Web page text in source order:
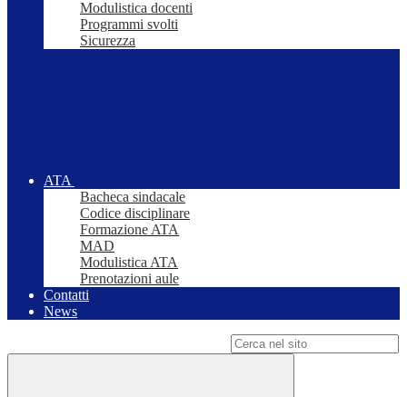
Modulistica docenti
Programmi svolti
Sicurezza
ATA
Bacheca sindacale
Codice disciplinare
Formazione ATA
MAD
Modulistica ATA
Prenotazioni aule
Contatti
News